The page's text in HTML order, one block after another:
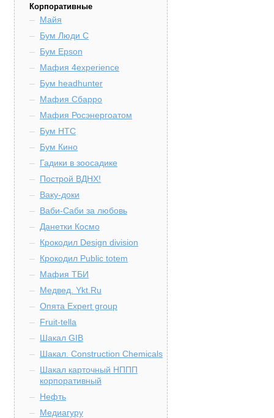
Корпоративные
Майя
Бум Люди С
Бум Epson
Мафия 4experience
Бум headhunter
Мафия Сбарро
Мафия Росэнергоатом
Бум HTC
Бум Кино
Гадики в зоосадике
Построй ВДНХ!
Ваку-доки
Ваби-Саби за любовь
Данетки Космо
Крокодил Design division
Крокодил Public totem
Мафия ТБИ
Медвед. Ykt.Ru
Опята Expert group
Fruit-tella
Шакал GIB
Шакал. Construction Chemicals
Шакал карточный НППП
корпоративный
Нефть
Медиагуру